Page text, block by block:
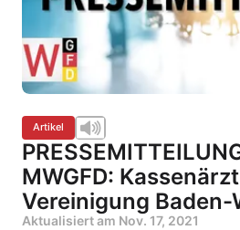
Artikel
MWGFD:
Vereinigung
Aktualisiert am Nov. 17, 2021